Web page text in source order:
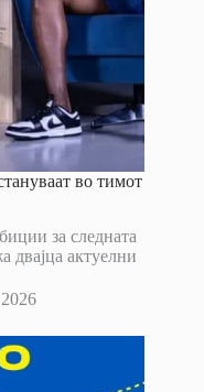
во тимот
за следната
двајца актуелни